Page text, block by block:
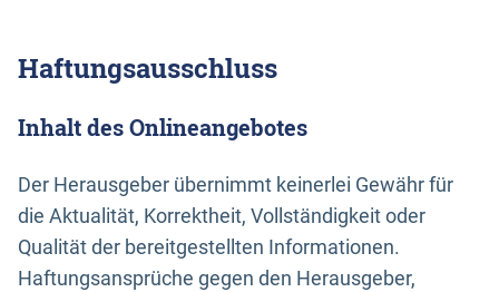
Haftungsausschluss
Inhalt des Onlineangebotes
Der Herausgeber übernimmt keinerlei Gewähr für
die Aktualität, Korrektheit, Vollständigkeit oder
Qualität der bereitgestellten Informationen.
Haftungsansprüche gegen den Herausgeber,